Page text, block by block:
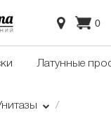
0
Латунные